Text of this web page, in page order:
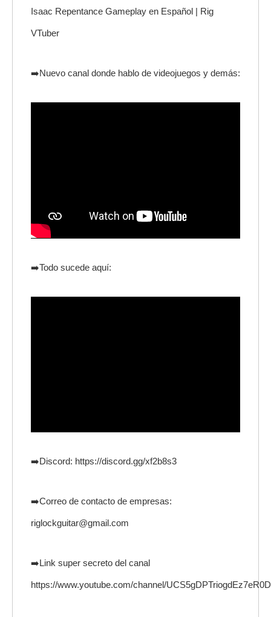
Isaac Repentance Gameplay en Español | Rig
VTuber
➡️Nuevo canal donde hablo de videojuegos y demás:
➡️Todo sucede aquí:
➡️Discord: https://discord.gg/xf2b8s3
➡️Correo de contacto de empresas:
riglockguitar@gmail.com
➡️Link super secreto del canal
https://www.youtube.com/channel/